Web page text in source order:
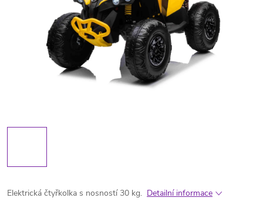
Elektrická čtyřkolka s nosností 30 kg. Detailní informace